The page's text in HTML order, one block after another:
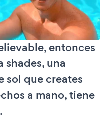
entonces
shades, una
sol que creates
a mano, tiene